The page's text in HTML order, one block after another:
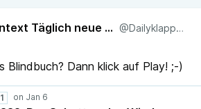
Dailyklappentext Täglich neue Geschichten! @Dailyklappentext
Blindbuch? Dann klick auf Play! ;-)